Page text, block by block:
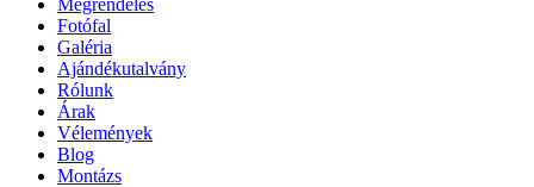
Megrendelés
Fotófal
Galéria
Ajándékutalvány
Rólunk
Árak
Vélemények
Blog
Montázs